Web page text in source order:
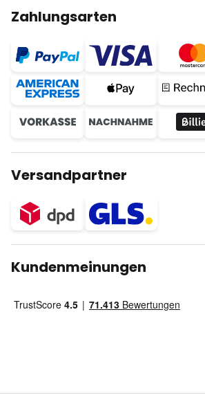
Zahlungsarten
Versandpartner
Kundenmeinungen